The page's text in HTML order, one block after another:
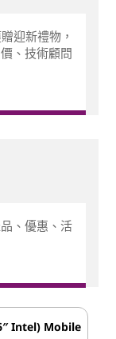
迎新禮物，
、技術顧問
、優惠、活
Intel) Mobile